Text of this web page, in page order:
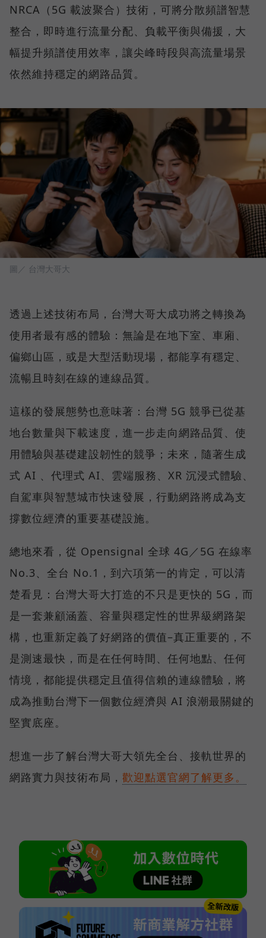
NRCA（5G 載波聚合）技術，可將分散頻譜智慧
整合，即時進行流量分配、負載平衡與備援，大
幅提升頻譜使用效率，讓尖峰時段與高流量場景
依然維持穩定的網路品質。
圖／ 台灣大哥大
透過上述技術布局，台灣大哥大成功將之轉換為
使用者最有感的體驗：無論是在地下室、車廂、
偏鄉山區，或是大型活動現場，都能享有穩定、
流暢且時刻在線的連線品質。
這樣的發展態勢也意味著：台灣 5G 競爭已從基
地台數量與下載速度，進一步走向網路品質、使
用體驗與基礎建設韌性的競爭；未來，隨著生成
式 AI 、代理式 AI、雲端服務、XR 沉浸式體驗、
自駕車與智慧城市快速發展，行動網路將成為支
撐數位經濟的重要基礎設施。
總地來看，從 Opensignal 全球 4G／5G 在線率
No.3、全台 No.1，到六項第一的肯定，可以清
楚看見：台灣大哥大打造的不只是更快的 5G，而
是一套兼顧涵蓋、容量與穩定性的世界級網路架
構，也重新定義了好網路的價值–真正重要的，不
是測速最快，而是在任何時間、任何地點、任何
情境，都能提供穩定且值得信賴的連線體驗，將
成為推動台灣下一個數位經濟與 AI 浪潮最關鍵的
堅實底座。
想進一步了解台灣大哥大領先全台、接軌世界的
網路實力與技術布局， 歡迎點選官網了解更多。